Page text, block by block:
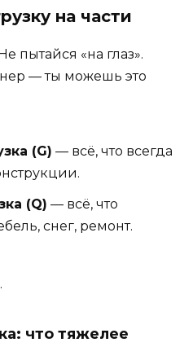
на части
пытайся «на глаз».
— ты можешь это
(G) — всё, что всегда
(Q) — всё, что
снег, ремонт.
что тяжелее